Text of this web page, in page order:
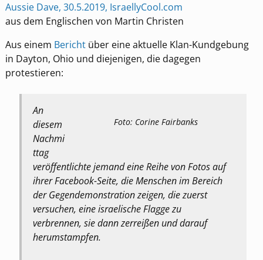
Aussie Dave, 30.5.2019, IsraellyCool.com
aus dem Englischen von Martin Christen
Aus einem Berichtüber eine aktuelle Klan-Kundgebung
in Dayton, Ohio und diejenigen, die dagegen
protestieren:
Foto: Corine Fairbanks
An
diesem
Nachmi
ttag
veröffentlichte jemand eine Reihe von Fotos auf
ihrer Facebook-Seite, die Menschen im Bereich
der Gegendemonstration zeigen, die zuerst
versuchen, eine israelische Flagge zu
verbrennen, sie dann zerreißen und darauf
herumstampfen.